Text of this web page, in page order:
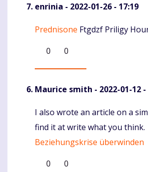
enrinia - 2022-01-26 - 17:19
Komentaras
Prednisone Ftgdzf Priligy
0
0
Maurice smith - 2022-01-12 -
Komentaras
I also wrote an article on a
find it at write what you think.
Beziehungskrise überwinden
0
0